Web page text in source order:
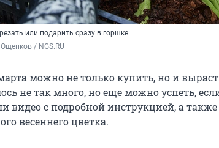
или подарить сразу в горшке
/ NGS.RU
можно не только купить, но и
не так много, но еще можно успеть,
видео с подробной инструкцией, а также
весеннего цветка.